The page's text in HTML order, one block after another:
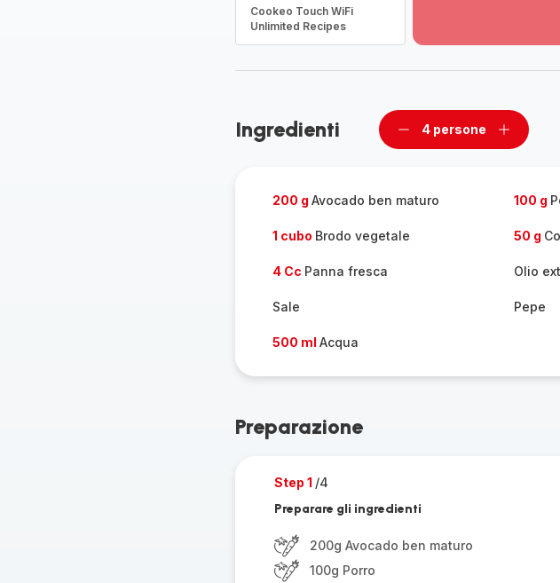
Cookeo Touch WiFi
Unlimited Recipes
gamma
Ingredienti
Rimuovi
4 persone
Aggiungi
200 g Avocado ben maturo 100 g
1 cubo Brodo vegetale 50 g
4 Cc Panna fresca Olio
Sale Pepe
500 ml Acqua
Preparazione
Step 1 /4
Preparare gli ingredienti
200g Avocado ben maturo
100g Porro